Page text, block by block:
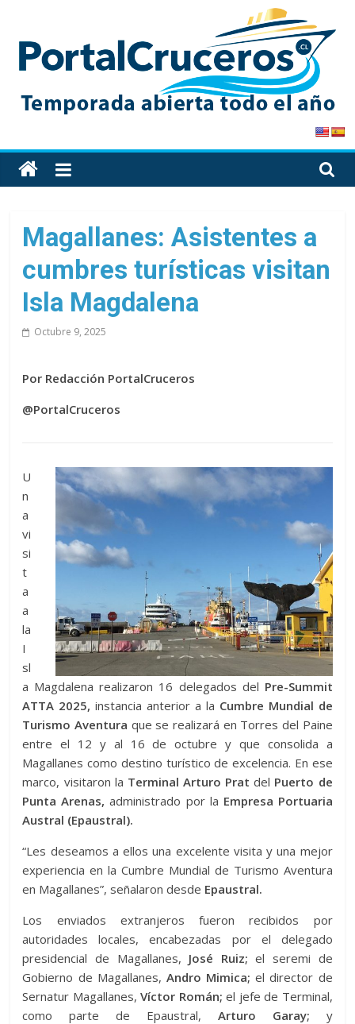
content
PortalCruceros
Toda
la
de
cruceros
en
solo
Magallanes: Asistentes a
cumbres turísticas visitan
Isla Magdalena
Octubre 9, 2025
Por Redacción PortalCruceros
@PortalCruceros
U
n
a
vi
si
t
a
a
la
I
sl
a Magdalena realizaron 16 delegados del Pre-Summit
ATTA 2025, instancia anterior a la Cumbre Mundial de
Turismo Aventura que se realizará en Torres del Paine
entre el 12 y al 16 de octubre y que consolida a
Magallanes como destino turístico de excelencia. En ese
marco, visitaron la Terminal Arturo Prat del Puerto de
Punta Arenas, administrado por la Empresa Portuaria
Austral (Epaustral).
“Les deseamos a ellos una excelente visita y una mejor
experiencia en la Cumbre Mundial de Turismo Aventura
en Magallanes”, señalaron desde Epaustral.
Los enviados extranjeros fueron recibidos por
autoridades locales, encabezadas por el delegado
presidencial de Magallanes, José Ruiz; el seremi de
Gobierno de Magallanes, Andro Mimica; el director de
Sernatur Magallanes,Víctor Román; el jefe de Terminal,
como parte de Epaustral, Arturo Garay; y